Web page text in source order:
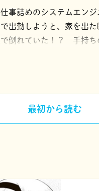
事詰めのシステムエン
出勤しようと、家を出
倒れていた！？ 手持ち
大自然の中を彷徨ってい
最初から読む